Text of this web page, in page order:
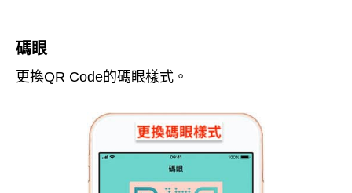
碼眼
更換QR Code的碼眼樣式。